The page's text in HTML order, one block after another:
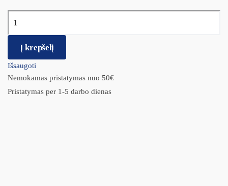
Į krepšelį
Išsaugoti
Nemokamas pristatymas nuo 50€
Pristatymas per 1-5 darbo dienas